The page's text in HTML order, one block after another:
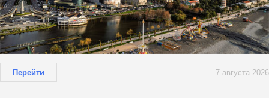
Перейти 7 августа 2026